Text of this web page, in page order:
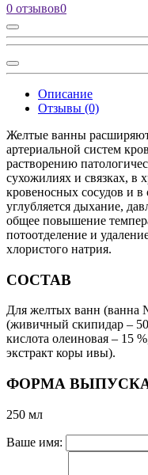
0 отзывов0
Описание
Отзывы (0)
Желтые ванны
артериальной систем
растворению
сухожилиях и связках, в
кровеносных сосудов и
углубляется дыхание,
общее повышение
потоотделение и
хлористого натрия.
СОСТАВ
Для желтых ванн (ванна
(живичный скипидар – 50
кислота олеиновая – 15
экстракт коры ивы).
ФОРМА
250 мл
Ваше имя: